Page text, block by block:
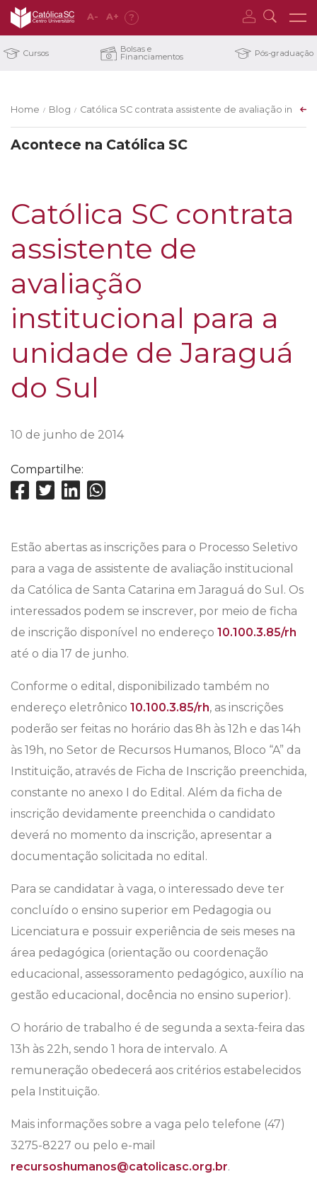
A- A+ ?
Cursos Bolsas e
Financiamentos Pós-graduação
Home / Blog / Católica SC contrata assistente de avaliação
Acontece na Católica SC
Católica SC contrata
assistente de
avaliação
institucional para a
unidade de Jaraguá
do Sul
10 de junho de 2014
Compartilhe:
Estão abertas as inscrições para o Processo Seletivo
para a vaga de assistente de avaliação institucional
da Católica de Santa Catarina em Jaraguá do Sul. Os
interessados podem se inscrever, por meio de ficha
de inscrição disponível no endereço 10.100.3.85/rh
até o dia 17 de junho.
Conforme o edital, disponibilizado também no
endereço eletrônico 10.100.3.85/rh, as inscrições
poderão ser feitas no horário das 8h às 12h e das 14h
às 19h, no Setor de Recursos Humanos, Bloco “A” da
Instituição, através de Ficha de Inscrição preenchida,
constante no anexo I do Edital. Além da ficha de
inscrição devidamente preenchida o candidato
deverá no momento da inscrição, apresentar a
documentação solicitada no edital.
Para se candidatar à vaga, o interessado deve ter
concluído o ensino superior em Pedagogia ou
Licenciatura e possuir experiência de seis meses na
área pedagógica (orientação ou coordenação
educacional, assessoramento pedagógico, auxílio na
gestão educacional, docência no ensino superior).
O horário de trabalho é de segunda a sexta-feira das
13h às 22h, sendo 1 hora de intervalo. A
remuneração obedecerá aos critérios estabelecidos
pela Instituição.
Mais informações sobre a vaga pelo telefone (47)
3275-8227 ou pelo e-mail
recursoshumanos@catolicasc.org.br.